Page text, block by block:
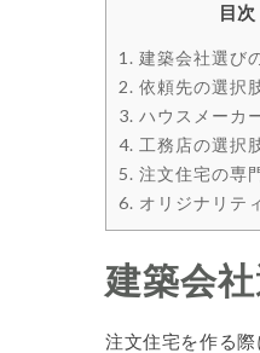
目次
1. 建築会社選び
2. 依頼先の選択
3. ハウスメーカ
4. 工務店の選択
5. 注文住宅の専
6. オリジナリテ
建築会
注文住宅を作る